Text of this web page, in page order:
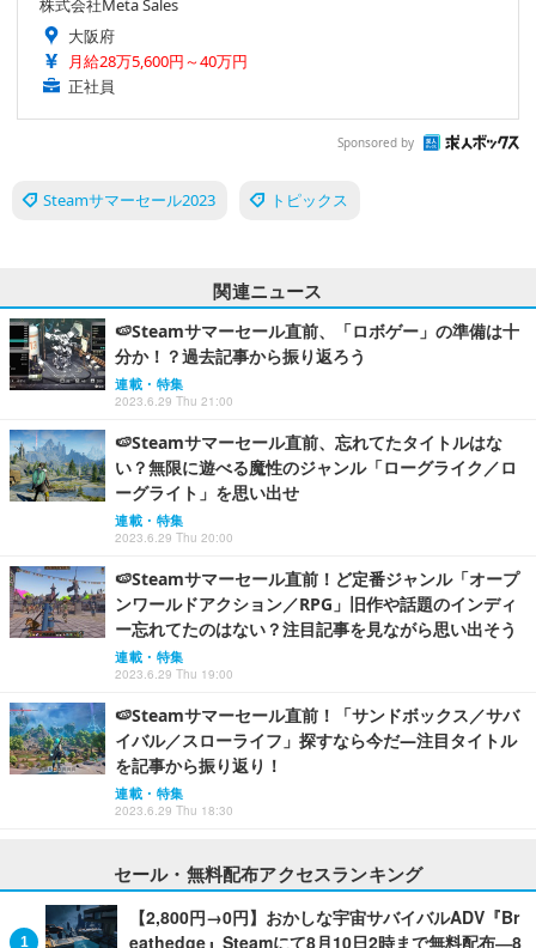
株式会社Meta Sales
大阪府
月給28万5,600円～40万円
正社員
Sponsored by
Steamサマーセール2023 トピックス
関連ニュース
🍉Steamサマーセール直前、「ロボゲー」の準備は十
分か！？過去記事から振り返ろう
連載・特集
2023.6.29 Thu 21:00
🍉Steamサマーセール直前、忘れてたタイトルはな
い？無限に遊べる魔性のジャンル「ローグライク／ロ
ーグライト」を思い出せ
連載・特集
2023.6.29 Thu 20:00
🍉Steamサマーセール直前！ど定番ジャンル「オープ
ンワールドアクション／RPG」旧作や話題のインディ
ー忘れてたのはない？注目記事を見ながら思い出そう
連載・特集
2023.6.29 Thu 19:00
🍉Steamサマーセール直前！「サンドボックス／サバ
イバル／スローライフ」探すなら今だ―注目タイトル
を記事から振り返り！
連載・特集
2023.6.29 Thu 18:30
セール・無料配布アクセスランキング
【2,800円→0円】おかしな宇宙サバイバルADV『Br
eathedge』Steamにて8月10日2時まで無料配布―8